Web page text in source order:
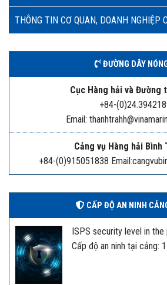
THÔNG TIN CƠ QUAN, DOANH NGHIỆP
ĐƯỜNG DÂY
Cục Hàng hải và Đường
+84-
Email:
Cảng vụ Hàng hải Bình
+84-(0)915051838
CẤP ĐỘ AN NINH
ISPS security level in the
Cấp độ an ninh tại cảng: 1